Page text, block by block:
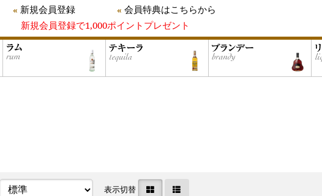
新規会員登録
会員特典はこちらから
新規会員登録で1,000ポイントプレゼント
表示切替